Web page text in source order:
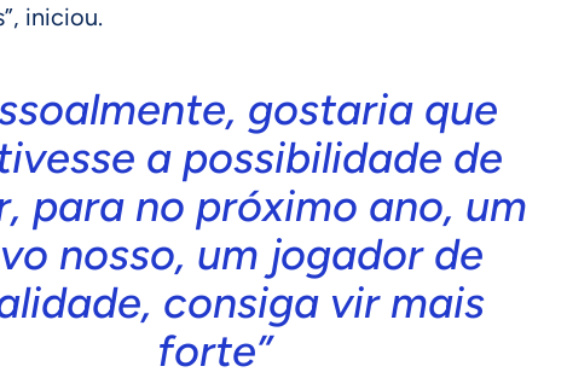
iniciou.
gostaria que
a possibilidade de
para no próximo ano, um
nosso, um jogador de
consiga vir mais
forte”